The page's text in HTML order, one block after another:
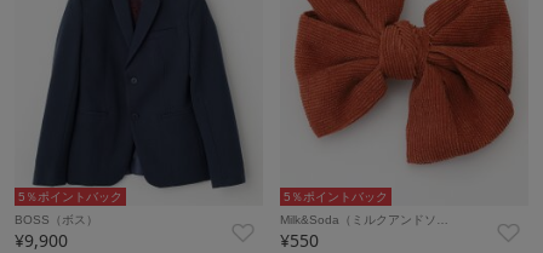
5％ポイントバック
BOSS（ボス）
¥9,900
5％ポイントバック
Milk&Soda（ミルクアンドソ…
¥550